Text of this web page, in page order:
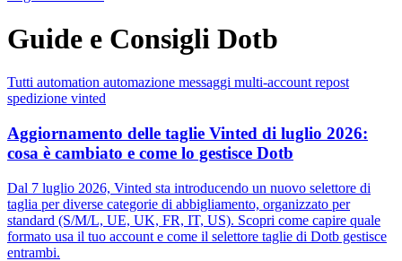
Guide e Consigli Dotb
Tutti automation automazione messaggi multi-account repost
spedizione vinted
Aggiornamento delle taglie Vinted di luglio 2026:
cosa è cambiato e come lo gestisce Dotb
Dal 7 luglio 2026, Vinted sta introducendo un nuovo selettore di
taglia per diverse categorie di abbigliamento, organizzato per
standard (S/M/L, UE, UK, FR, IT, US). Scopri come capire quale
formato usa il tuo account e come il selettore taglie di Dotb gestisce
entrambi.